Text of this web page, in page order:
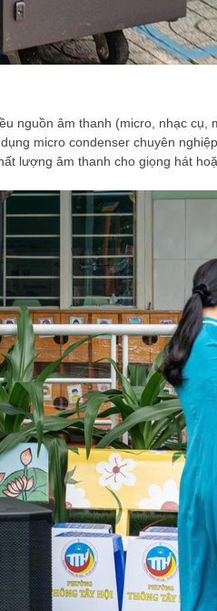
nguồn âm thanh (micro, nhạc cụ,
micro condenser chuyên nghiệp.
lượng âm thanh cho giọng hát